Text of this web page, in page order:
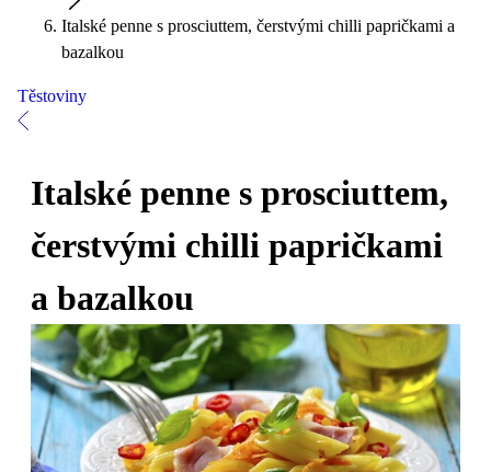
Italské penne s prosciuttem, čerstvými chilli papričkami a
bazalkou
Těstoviny
Italské penne s prosciuttem,
čerstvými chilli papričkami
a bazalkou